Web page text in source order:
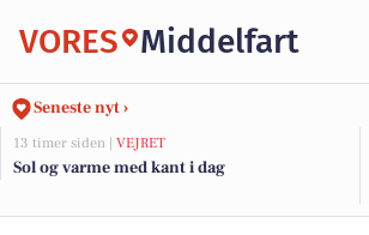
VORES Middelfart
Seneste nyt ›
13 timer siden | VEJRET
Sol og varme med kant i dag